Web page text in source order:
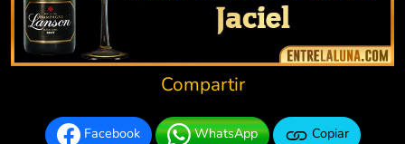
Compartir
Facebook WhatsApp Copiar